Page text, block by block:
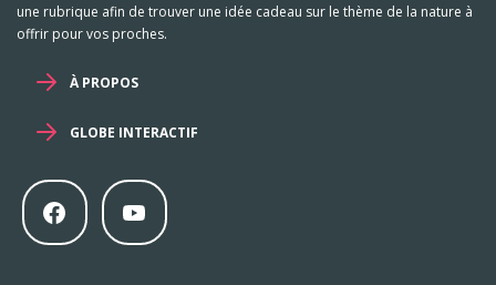
une rubrique afin de trouver une idée cadeau sur le thème de la nature à
offrir pour vos proches.
À PROPOS
GLOBE INTERACTIF